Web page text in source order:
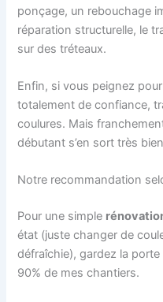
ponçage, un rebouchage
réparation structurelle, le
sur des tréteaux.
Enfin, si vous peignez
totalement de confiance,
coulures. Mais
débutant s’en sort très
Notre recommandation
Pour une simple
état (juste changer de
défraîchie), gardez la
90% de mes chantiers.